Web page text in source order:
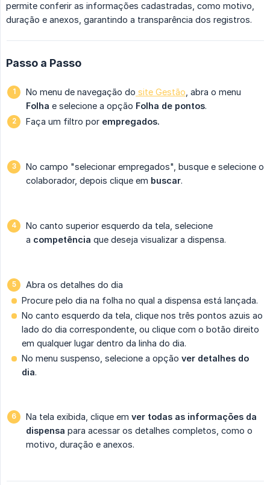
permite conferir as informações cadastradas, como motivo,
duração e anexos, garantindo a transparência dos registros.
Passo a Passo
No menu de navegação do site Gestão , abra o menu
Folha e selecione a opção Folha de pontos.
Faça um filtro por empregados.
No campo "selecionar empregados", busque e selecione o
colaborador, depois clique em buscar.
No canto superior esquerdo da tela, selecione
a competência que deseja visualizar a dispensa.
Abra os detalhes do dia
Procure pelo dia na folha no qual a dispensa está lançada.
No canto esquerdo da tela, clique nos três pontos azuis ao
lado do dia correspondente, ou clique com o botão direito
em qualquer lugar dentro da linha do dia.
No menu suspenso, selecione a opção ver detalhes do
dia.
Na tela exibida, clique em ver todas as informações da
dispensa para acessar os detalhes completos, como o
motivo, duração e anexos.